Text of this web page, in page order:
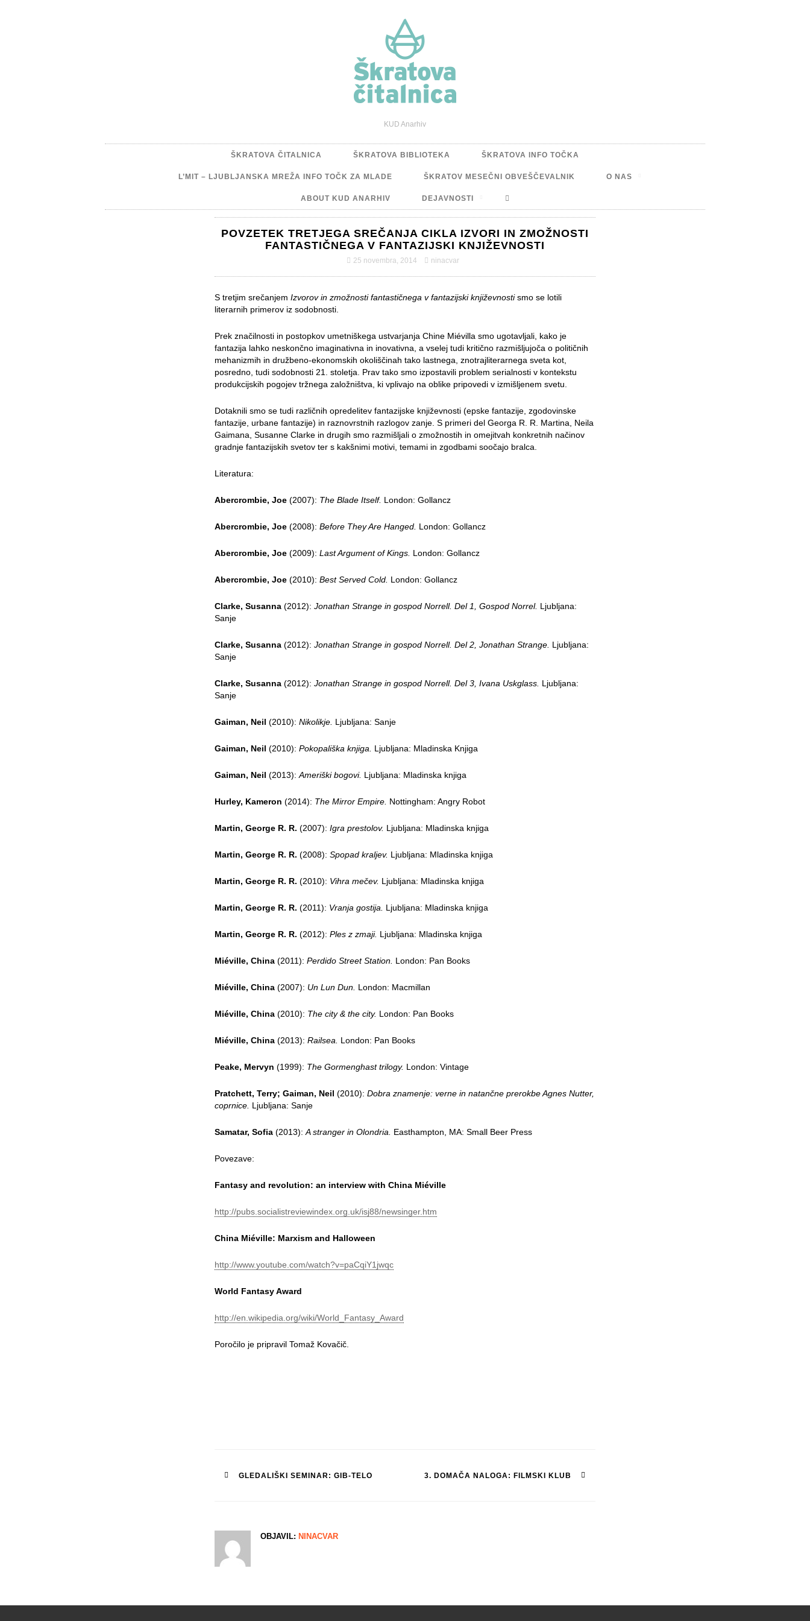
KUD Anarhiv
ŠKRATOVA ČITALNICA ŠKRATOVA BIBLIOTEKA ŠKRATOVA INFO TOČKA
L’MIT – LJUBLJANSKA MREŽA INFO TOČK ZA MLADE ŠKRATOV MESEČNI OBVEŠČEVALNIK O NAS
ABOUT KUD ANARHIV DEJAVNOSTI
POVZETEK TRETJEGA SREČANJA CIKLA IZVORI IN ZMOŽNOSTI
FANTASTIČNEGA V FANTAZIJSKI KNJIŽEVNOSTI
25 novembra, 2014 ninacvar
S tretjim srečanjem Izvorov in zmožnosti fantastičnega v fantazijski književnostismo se lotili
literarnih primerov iz sodobnosti.
Prek značilnosti in postopkov umetniškega ustvarjanja Chine Miévilla smo ugotavljali, kako je
fantazija lahko neskončno imaginativna in inovativna, a vselej tudi kritično razmišljujoča o političnih
mehanizmih in družbeno-ekonomskih okoliščinah tako lastnega, znotrajliterarnega sveta kot,
posredno, tudi sodobnosti 21. stoletja. Prav tako smo izpostavili problem serialnosti v kontekstu
produkcijskih pogojev tržnega založništva, ki vplivajo na oblike pripovedi v izmišljenem svetu.
Dotaknili smo se tudi različnih opredelitev fantazijske književnosti (epske fantazije, zgodovinske
fantazije, urbane fantazije) in raznovrstnih razlogov zanje. S primeri del Georga R. R. Martina, Neila
Gaimana, Susanne Clarke in drugih smo razmišljali o zmožnostih in omejitvah konkretnih načinov
gradnje fantazijskih svetov ter s kakšnimi motivi, temami in zgodbami soočajo bralca.
Literatura:
Abercrombie, Joe (2007): The Blade Itself. London: Gollancz
Abercrombie, Joe (2008): Before They Are Hanged. London: Gollancz
Abercrombie, Joe (2009): Last Argument of Kings. London: Gollancz
Abercrombie, Joe (2010): Best Served Cold. London: Gollancz
Clarke, Susanna (2012): Jonathan Strange in gospod Norrell. Del 1, Gospod Norrel. Ljubljana:
Sanje
Clarke, Susanna (2012): Jonathan Strange in gospod Norrell. Del 2, Jonathan Strange. Ljubljana:
Sanje
Clarke, Susanna (2012): Jonathan Strange in gospod Norrell. Del 3, Ivana Uskglass. Ljubljana:
Sanje
Gaiman, Neil (2010): Nikolikje. Ljubljana: Sanje
Gaiman, Neil (2010): Pokopališka knjiga. Ljubljana: Mladinska Knjiga
Gaiman, Neil (2013): Ameriški bogovi. Ljubljana: Mladinska knjiga
Hurley, Kameron (2014): The Mirror Empire. Nottingham: Angry Robot
Martin, George R. R. (2007): Igra prestolov. Ljubljana: Mladinska knjiga
Martin, George R. R. (2008): Spopad kraljev. Ljubljana: Mladinska knjiga
Martin, George R. R. (2010): Vihra mečev. Ljubljana: Mladinska knjiga
Martin, George R. R. (2011): Vranja gostija. Ljubljana: Mladinska knjiga
Martin, George R. R. (2012): Ples z zmaji. Ljubljana: Mladinska knjiga
Miéville, China (2011): Perdido Street Station. London: Pan Books
Miéville, China (2007): Un Lun Dun. London: Macmillan
Miéville, China (2010): The city & the city. London: Pan Books
Miéville, China (2013): Railsea. London: Pan Books
Peake, Mervyn (1999): The Gormenghast trilogy. London: Vintage
Pratchett, Terry; Gaiman, Neil (2010): Dobra znamenje: verne in natančne prerokbe Agnes Nutter,
coprnice. Ljubljana: Sanje
Samatar, Sofia (2013): A stranger in Olondria. Easthampton, MA: Small Beer Press
Povezave:
Fantasy and revolution: an interview with China Miéville
http://pubs.socialistreviewindex.org.uk/isj88/newsinger.htm
China Miéville: Marxism and Halloween
http://www.youtube.com/watch?v=paCqiY1jwqc
World Fantasy Award
http://en.wikipedia.org/wiki/World_Fantasy_Award
Poročilo je pripravil Tomaž Kovačič.
PostGLEDALIŠKI SEMINAR: GIB-TELO 3. DOMAČA NALOGA: FILMSKI KLUB
OBJAVIL: NINACVAR